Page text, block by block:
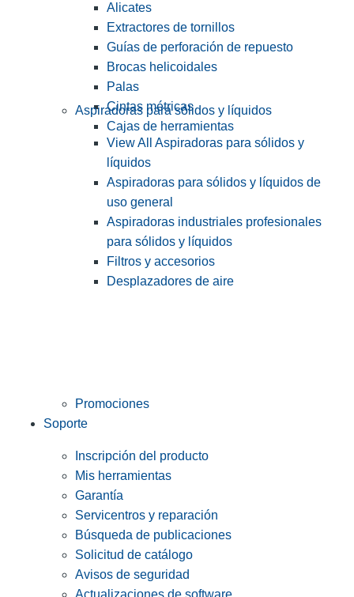
Alicates
Extractores de tornillos
Guías de perforación de repuesto
Brocas helicoidales
Palas
Cintas métricas
Cajas de herramientas
Aspiradoras para sólidos y líquidos
View All Aspiradoras para sólidos y
líquidos
Aspiradoras para sólidos y líquidos de
uso general
Aspiradoras industriales profesionales
para sólidos y líquidos
Filtros y accesorios
Desplazadores de aire
Promociones
Soporte
Inscripción del producto
Mis herramientas
Garantía
Servicentros y reparación
Búsqueda de publicaciones
Solicitud de catálogo
Avisos de seguridad